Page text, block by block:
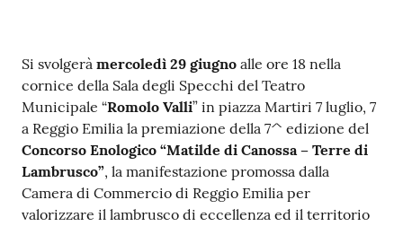
Si svolgerà mercoledì 29 giugno alle ore 18 nella
cornice della Sala degli Specchi del Teatro
Municipale “Romolo Valli” in piazza Martiri 7 luglio, 7
a Reggio Emilia la premiazione della 7^ edizione del
Concorso Enologico “Matilde di Canossa – Terre di
Lambrusco”, la manifestazione promossa dalla
Camera di Commercio di Reggio Emilia per
valorizzare il lambrusco di eccellenza ed il territorio